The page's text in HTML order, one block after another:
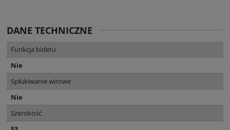
DANE TECHNICZNE
Funkcja bidetu
Nie
Spłukiwanie wirowe
Nie
Szerokość